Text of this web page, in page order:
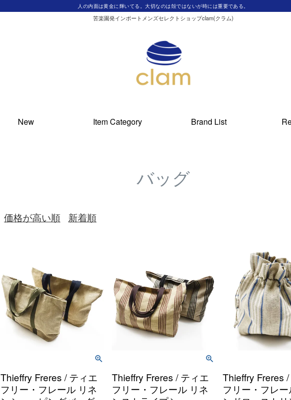
人の内面は黄金に輝いてる。大切なのは殻ではないが時には重要である。
苦楽園発インポートメンズセレクトショップclam(クラム)
New Item Category Brand List
バッグ
価格が高い順 新着順
Thieffry Freres / ティエ
フリー・フレール リネ
Thieffry Freres / ティエ
フリー・フレール リネ
Thieffry Freres
フリー・フレ